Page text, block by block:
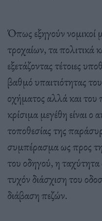
Όπως εξηγούν νομικοί
τροχαίων, τα πολιτικά
εξετάζοντας τέτοιες
βαθμό υπαιτιότητας
οχήματος αλλά και
κρίσιμα μεγέθη είναι ο
τοποθεσίας της
συμπέρασμα ως προς
του οδηγού, η
τυχόν διάσχιση του
διάβαση πεζών.